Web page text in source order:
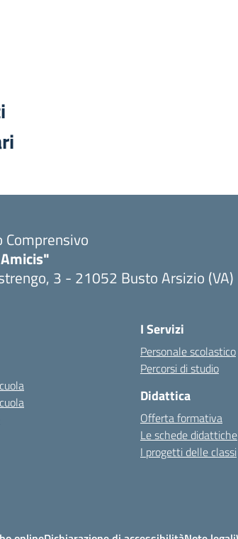
3 - 21052 Busto Arsizio (VA)
I Servizi
Personale scolastico
Percorsi di studio
Didattica
Offerta formativa
Le schede didattiche
I progetti delle classi